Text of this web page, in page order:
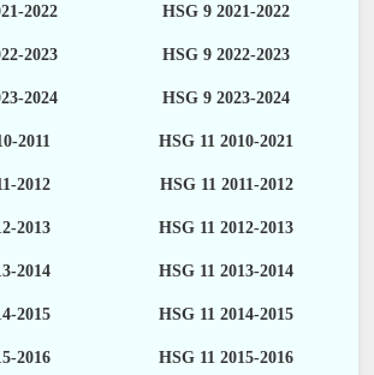
2022 HSG 9 2021-2022
2023 HSG 9 2022-2023
2024 HSG 9 2023-2024
2011 HSG 11 2010-2021
2012 HSG 11 2011-2012
2013 HSG 11 2012-2013
2014 HSG 11 2013-2014
2015 HSG 11 2014-2015
2016 HSG 11 2015-2016